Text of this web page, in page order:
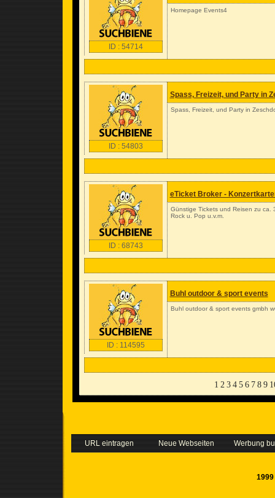
ID : 54714
Homepage Events4
ID : 54803
Spass, Freizeit, und Party in
Spass, Freizeit, und Party in
ID : 68743
eTicket Broker -
Günstige Tickets und Reisen zu ca.
Rock u. Pop u.v.m.
ID : 114595
Buhl outdoor & sport events
Buhl outdoor & sport events gmbh
1 2 3 4 5 6 7 8 9
URL eintragen Neue Webseiten Werbung